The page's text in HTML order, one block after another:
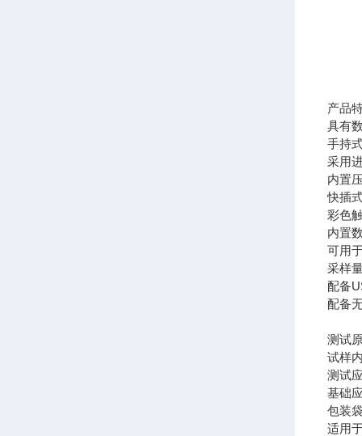
产品
具有
手持
采用
内置
快插
彩色
内置
可用
采样
配备
配备
测试
试样
测试
基础
包装
适用